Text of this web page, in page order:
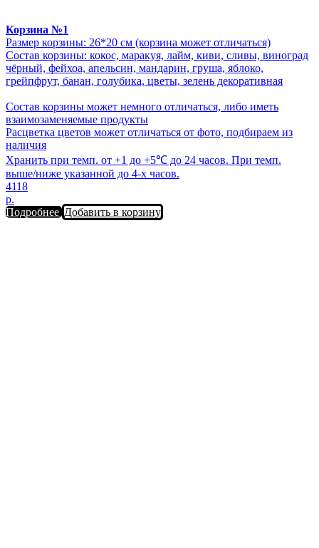
Корзина №1
Размер корзины: 26*20 см (корзина может отличаться)
Состав корзины: кокос, маракуя, лайм, киви, сливы, виноград
чёрный, фейхоа, апельсин, мандарин, груша, яблоко,
грейпфрут, банан, голубика, цветы, зелень декоративная
Состав корзины может немного отличаться, либо иметь
взаимозаменяемые продукты
Расцветка цветов может отличаться от фото, подбираем из
наличия
Хранить при темп. от +1 до +5℃ до 24 часов. При темп.
выше/ниже указанной до 4-х часов.
4118
р.
Подробнее Добавить в корзину